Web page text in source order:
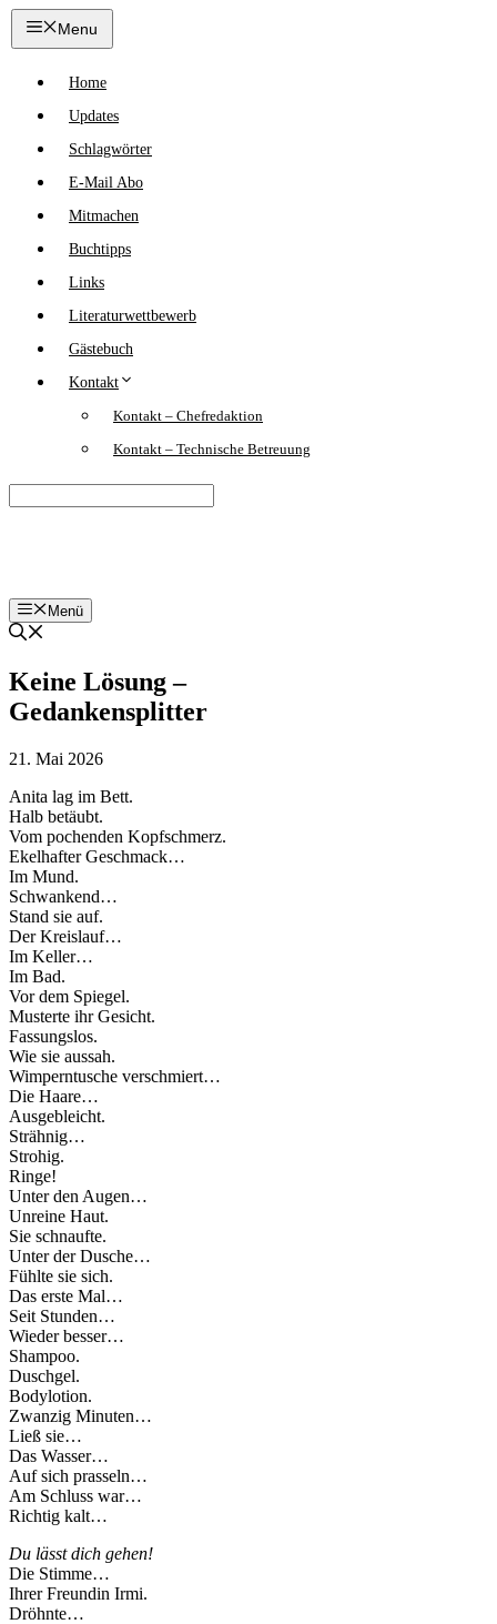
Zum
Inhalt
Menu
Home
Updates
Schlagwörter
E-Mail Abo
Mitmachen
Buchtipps
Links
Literaturwettbewerb
Gästebuch
Kontakt
Kontakt – Chefredaktion
Kontakt – Technische Betreuung
Menü
Keine Lösung –
Gedankensplitter
21. Mai 2026
Anita lag im Bett.
Halb betäubt.
Vom pochenden Kopfschmerz.
Ekelhafter Geschmack…
Im Mund.
Schwankend…
Stand sie auf.
Der Kreislauf…
Im Keller…
Im Bad.
Vor dem Spiegel.
Musterte ihr Gesicht.
Fassungslos.
Wie sie aussah.
Wimperntusche verschmiert…
Die Haare…
Ausgebleicht.
Strähnig…
Strohig.
Ringe!
Unter den Augen…
Unreine Haut.
Sie schnaufte.
Unter der Dusche…
Fühlte sie sich.
Das erste Mal…
Seit Stunden…
Wieder besser…
Shampoo.
Duschgel.
Bodylotion.
Zwanzig Minuten…
Ließ sie…
Das Wasser…
Auf sich prasseln…
Am Schluss war…
Richtig kalt…
Du lässt dich gehen!
Die Stimme…
Ihrer Freundin Irmi.
Dröhnte…